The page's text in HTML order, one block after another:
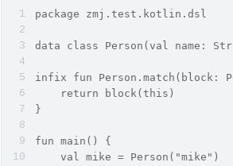
package zmj.test.kotlin.dsl
data class Person(val name:
infix fun Person.match(block:
    return block(this)
}
fun main() {
    val mike = Person("mike")